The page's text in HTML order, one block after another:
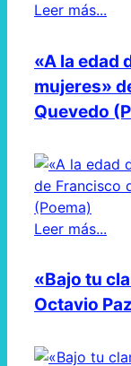
Leer más...
«A la edad
mujeres»
Quevedo
Leer más...
«Bajo tu
Octavio